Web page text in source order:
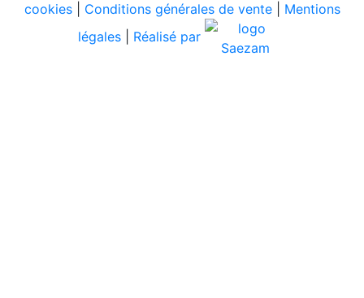
cookies| Conditions générales de vente| Mentions
légales
Réalisé par